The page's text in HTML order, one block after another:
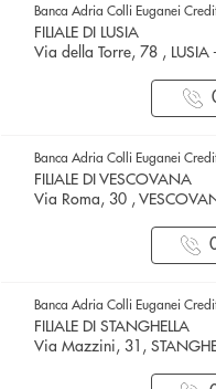
Banca Adria Colli Euganei
FILIALE DI LUSIA
Via della Torre, 78 ,
Banca Adria Colli Euganei
FILIALE DI VESCOVANA
Via Roma, 30 ,
Banca Adria Colli Euganei
FILIALE DI STANGHELLA
Via Mazzini, 31,